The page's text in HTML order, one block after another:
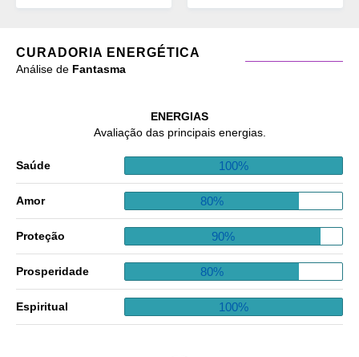
CURADORIA ENERGÉTICA
Análise de Fantasma
ENERGIAS
Avaliação das principais energias.
Saúde 100%
Amor 80%
Proteção 90%
Prosperidade 80%
Espiritual 100%